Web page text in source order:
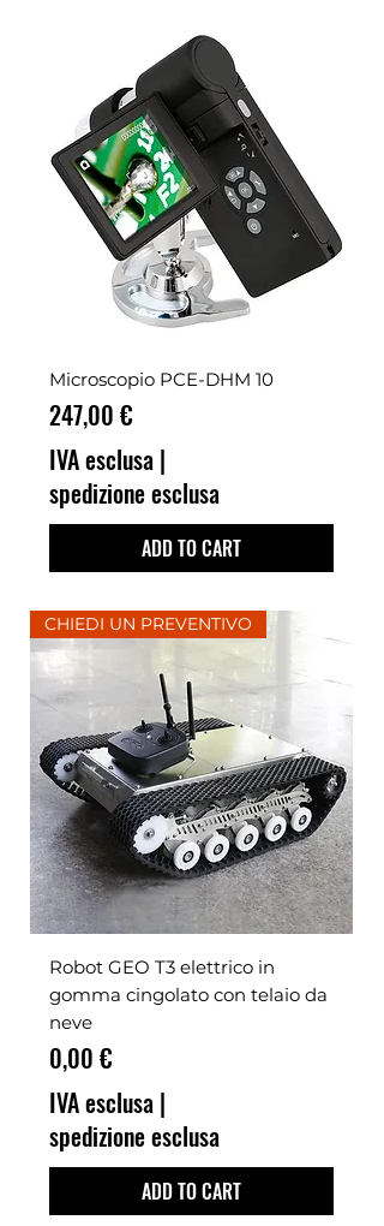
Microscopio PCE-DHM 10
Prezzo
247,00 €
IVA esclusa |
spedizione esclusa
ADD TO CART
CHIEDI UN PREVENTIVO
Robot GEO T3 elettrico in
gomma cingolato con telaio da
neve
Prezzo
0,00 €
IVA esclusa |
spedizione esclusa
ADD TO CART